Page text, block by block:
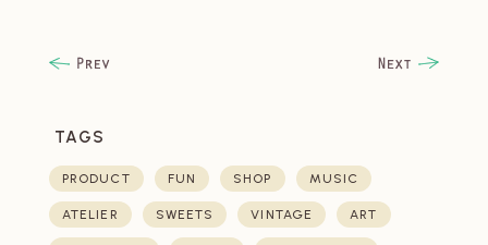
TAGS
PRODUCT FUN SHOP MUSIC
ATELIER SWEETS VINTAGE ART